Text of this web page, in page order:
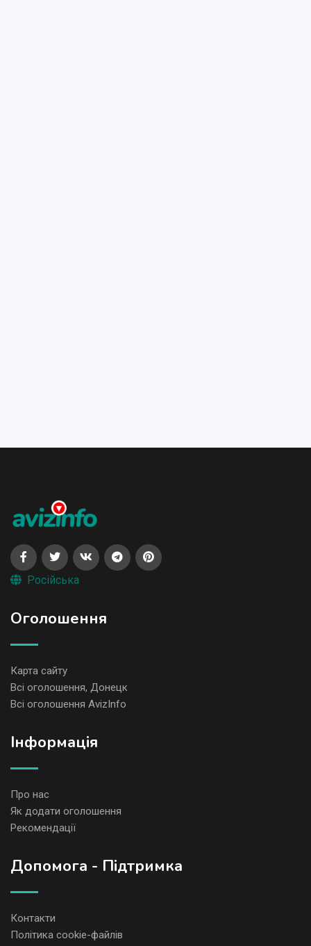
Російська
Оголошення
Карта сайту
Всі оголошення, Донецк
Всі оголошення AvizInfo
Iнформація
Про нас
Як додати оголошення
Рекомендації
Допомога - Підтримка
Контакти
Політика cookie-файлів